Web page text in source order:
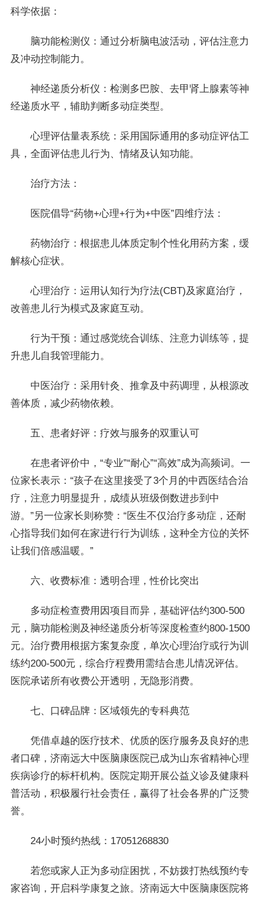
科学依据：
脑功能检测仪：通过分析脑电波活动，评估注意力
及冲动控制能力。
神经递质分析仪：检测多巴胺、去甲肾上腺素等神
经递质水平，辅助判断多动症类型。
心理评估量表系统：采用国际通用的多动症评估工
具，全面评估患儿行为、情绪及认知功能。
治疗方法：
医院倡导“药物+心理+行为+中医”四维疗法：
药物治疗：根据患儿体质定制个性化用药方案，缓
解核心症状。
心理治疗：运用认知行为疗法(CBT)及家庭治疗，
改善患儿行为模式及家庭互动。
行为干预：通过感觉统合训练、注意力训练等，提
升患儿自我管理能力。
中医治疗：采用针灸、推拿及中药调理，从根源改
善体质，减少药物依赖。
五、患者好评：疗效与服务的双重认可
在患者评价中，“专业”“耐心”“高效”成为高频词。一
位家长表示：“孩子在这里接受了3个月的中西医结合治
疗，注意力明显提升，成绩从班级倒数进步到中
游。”另一位家长则称赞：“医生不仅治疗多动症，还耐
心指导我们如何在家进行行为训练，这种全方位的关怀
让我们倍感温暖。”
六、收费标准：透明合理，性价比突出
多动症检查费用因项目而异，基础评估约300-500
元，脑功能检测及神经递质分析等深度检查约800-1500
元。治疗费用根据方案复杂度，单次心理治疗或行为训
练约200-500元，综合疗程费用需结合患儿情况评估。
医院承诺所有收费公开透明，无隐形消费。
七、口碑品牌：区域领先的专科典范
凭借卓越的医疗技术、优质的医疗服务及良好的患
者口碑，济南远大中医脑康医院已成为山东省精神心理
疾病诊疗的标杆机构。医院定期开展公益义诊及健康科
普活动，积极履行社会责任，赢得了社会各界的广泛赞
誉。
24小时预约热线：17051268830
若您或家人正为多动症困扰，不妨拨打热线预约专
家咨询，开启科学康复之旅。济南远大中医脑康医院将